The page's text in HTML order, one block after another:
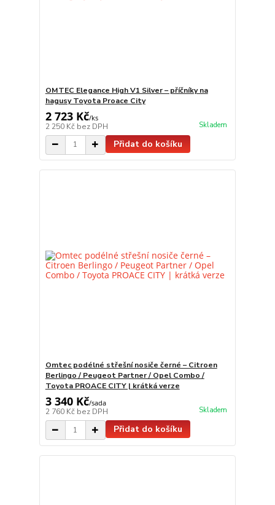
OMTEC Elegance High V1 Silver – příčníky na
hagusy Toyota Proace City
2 723 Kč/ks
2 250 Kč bez DPH Skladem
Přidat do košíku
Omtec podélné střešní nosiče černé – Citroen
Berlingo / Peugeot Partner / Opel Combo /
Toyota PROACE CITY | krátká verze
3 340 Kč/sada
2 760 Kč bez DPH Skladem
Přidat do košíku